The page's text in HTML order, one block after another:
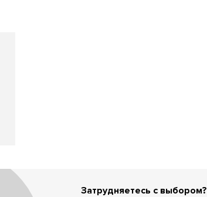
Затрудняетесь с выбором?